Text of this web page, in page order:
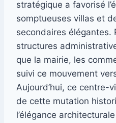
stratégique a favorisé
somptueuses villas et
secondaires élégantes.
structures
que la mairie, les
suivi ce mouvement
Aujourd’hui, ce centre-
de cette mutation
l’élégance